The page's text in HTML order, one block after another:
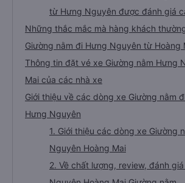
từ Hưng Nguyên được đánh giá
Những thắc mắc mà hàng khách
Giường nằm đi Hưng Nguyên từ Hoàng
Thông tin đặt vé xe Giường nằm Hưng
Mai của các nhà xe
Giới thiệu về các dòng xe Giường nằm
Hưng Nguyên
1. Giới thiệu các dòng xe Giường
Nguyên Hoàng Mai
2. Về chất lượng, review, đánh